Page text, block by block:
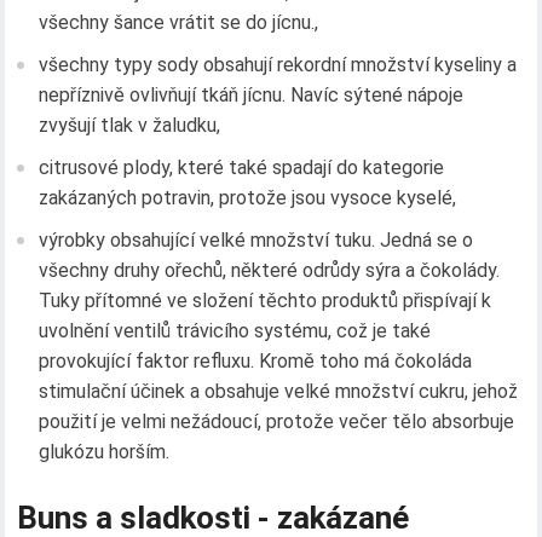
všechny šance vrátit se do jícnu.,
všechny typy sody obsahují rekordní množství kyseliny a
nepříznivě ovlivňují tkáň jícnu. Navíc sýtené nápoje
zvyšují tlak v žaludku,
citrusové plody, které také spadají do kategorie
zakázaných potravin, protože jsou vysoce kyselé,
výrobky obsahující velké množství tuku. Jedná se o
všechny druhy ořechů, některé odrůdy sýra a čokolády.
Tuky přítomné ve složení těchto produktů přispívají k
uvolnění ventilů trávicího systému, což je také
provokující faktor refluxu. Kromě toho má čokoláda
stimulační účinek a obsahuje velké množství cukru, jehož
použití je velmi nežádoucí, protože večer tělo absorbuje
glukózu horším.
Buns a sladkosti - zakázané